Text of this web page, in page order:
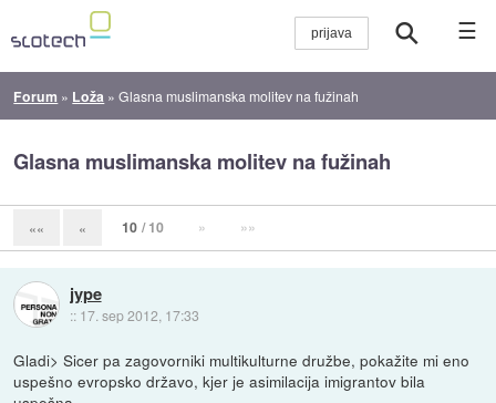
☰
Forum » Loža »Glasna muslimanska molitev na fužinah
Glasna muslimanska molitev na fužinah
«« « 10 / 10 » »»
jype
:: 17. sep 2012, 17:33
Gladi> Sicer pa zagovorniki multikulturne družbe, pokažite mi eno
uspešno evropsko državo, kjer je asimilacija imigrantov bila